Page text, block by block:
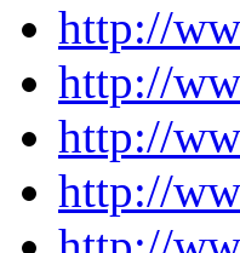
http://
http://
http://
http://